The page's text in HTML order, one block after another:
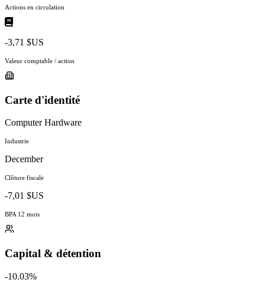
Actions en circulation
-3,71 $US
Valeur comptable / action
Carte d'identité
Computer Hardware
Industrie
December
Clôture fiscale
-7,01 $US
BPA 12 mois
Capital & détention
-10.03%